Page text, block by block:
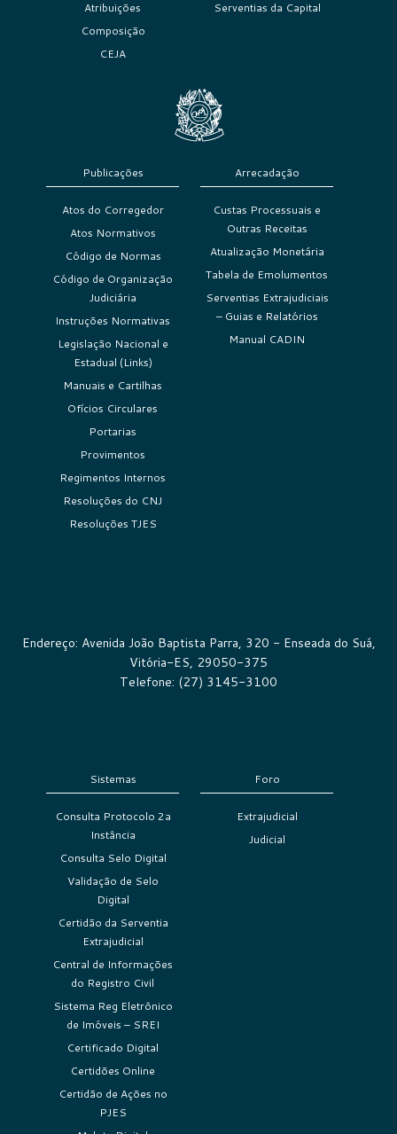
Atribuições
Composição
CEJA
Serventias da Capital
Publicações
Atos do Corregedor
Atos Normativos
Código de Normas
Código de Organização
Judiciária
Instruções Normativas
Legislação Nacional e
Estadual (Links)
Manuais e Cartilhas
Ofícios Circulares
Portarias
Provimentos
Regimentos Internos
Resoluções do CNJ
Resoluções TJES
Arrecadação
Custas Processuais e
Outras Receitas
Atualização Monetária
Tabela de Emolumentos
Serventias Extrajudiciais
– Guias e Relatórios
Manual CADIN
Endereço: Avenida João Baptista Parra, 320 - Enseada do Suá,
Vitória-ES, 29050-375
Telefone: (27) 3145-3100
Sistemas
Consulta Protocolo 2a
Instância
Consulta Selo Digital
Validação de Selo
Digital
Certidão da Serventia
Extrajudicial
Central de Informações
do Registro Civil
Sistema Reg Eletrônico
de Imóveis – SREI
Certificado Digital
Certidões Online
Certidão de Ações no
PJES
Foro
Extrajudicial
Judicial